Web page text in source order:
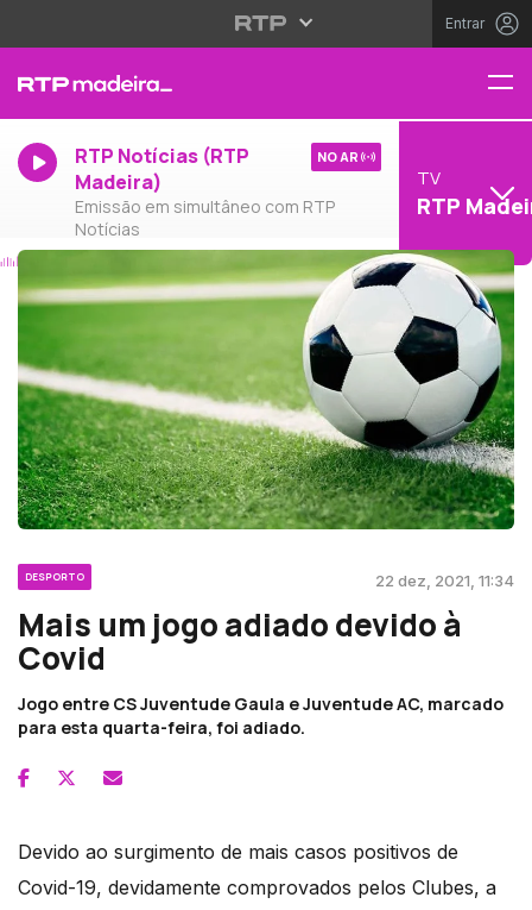
Entrar
RTP Notícias (RTP
Madeira)
Emissão em simultâneo com RTP
Notícias
NO AR
TV
RTP
DESPORTO 22 dez, 2021, 11:34
Mais um jogo adiado devido à
Covid
Jogo entre CS Juventude Gaula e Juventude AC, marcado
para esta quarta-feira, foi adiado.
Devido ao surgimento de mais casos positivos de
Covid-19, devidamente comprovados pelos Clubes, a